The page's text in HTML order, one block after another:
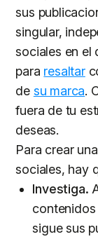
sus
singular,
sociales en el
para resaltar
de su marca.
fuera de tu
deseas.
Para crear
sociales, hay
Investiga.
sigue sus